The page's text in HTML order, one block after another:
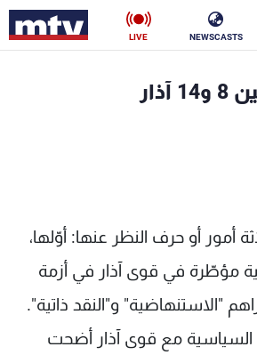
NEWSCASTS
LIVE
أمور أو حرف النظر عنها: أوّلها،
مؤطّرة في قوى آذار في أزمة
"الاستنهاضية" و"النقد ذاتية".
السياسية مع قوى آذار أضحت
رياضة